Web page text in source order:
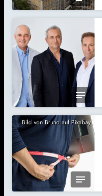
Bild von Bruno auf Pixabay